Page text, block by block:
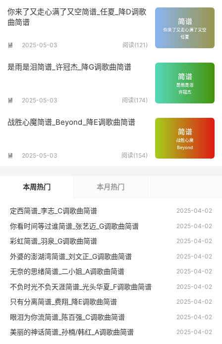
你来了又走心满了又空简谱_任夏_降D调歌
曲简谱
 2025-05-03 阅读(121)
是雨是泪简谱_许冠杰_降G调歌曲简谱
 2025-05-03 阅读(174)
战胜心魔简谱_Beyond_降E调歌曲简谱
 2025-05-03 阅读(154)
本周热门 本月热门
2025-04-02
定西简谱_李志_C调歌曲简谱
2025-04-02
你看时间等过谁简谱_张艺迈_G调歌曲简谱
2025-04-02
彩虹简谱_羽泉_G调歌曲简谱
2025-04-02
外婆的澎湖湾简谱_刘文正_G调歌曲简谱
2025-04-02
无奈的思绪简谱_二小姐_A调歌曲简谱
2025-04-02
不负时光不负天涯简谱_光头华夏_F调歌曲简谱
2025-04-02
只有分离简谱_费翔_降E调歌曲简谱
2025-04-02
眼泪为你流简谱_陈百强_C调歌曲简谱
2025-04-02
美丽的神话简谱_孙楠/韩红_A调歌曲简谱